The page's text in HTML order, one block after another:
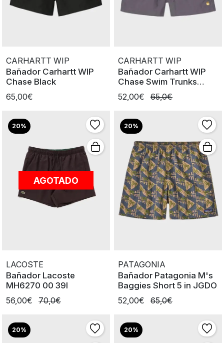
CARHARTT WIP
Bañador Carhartt WIP
Chase Black
65,00€
CARHARTT WIP
Bañador Carhartt WIP
Chase Swim Trunks
Shady Purpl
52,00€ 65,0€
20%
AGOTADO
LACOSTE
Bañador Lacoste
MH6270 00 39I
56,00€
70,0€
20%
PATAGONIA
Bañador Patagonia M's
Baggies Short 5 in JGDO
52,00€
65,0€
20% 20%